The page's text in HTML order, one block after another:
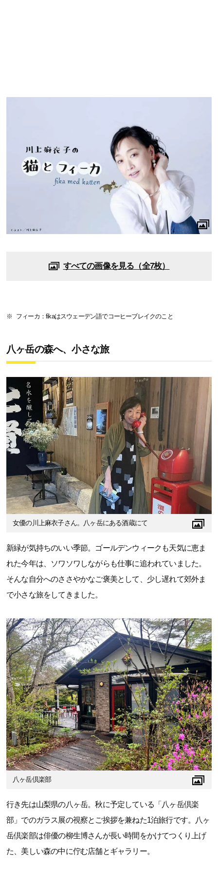
すべての画像を見る（全7枚）
フィーカ：fikaはスウェーデン語でコーヒーブレイクのこと
八ヶ岳の森へ、小さな旅
女優の川上麻衣子さん。八ヶ岳にある酒蔵にて
新緑が気持ちのいい季節。ゴールデンウィークも天気に恵ま
れた今年は、ソワソワしながらも仕事に追われていました。
そんな自分へのささやかなご褒美として、少し遅れて郊外ま
で小さな旅をしてきました。
八ヶ岳倶楽部
行き先は山梨県の八ヶ岳。秋に予定している「八ヶ岳倶楽
部」でのガラス展の視察とご挨拶を兼ねた1泊旅行です。八ヶ
岳倶楽部は俳優の柳生博さんが長い時間をかけてつくり上げ
た、美しい森の中に佇む店舗とギャラリー。